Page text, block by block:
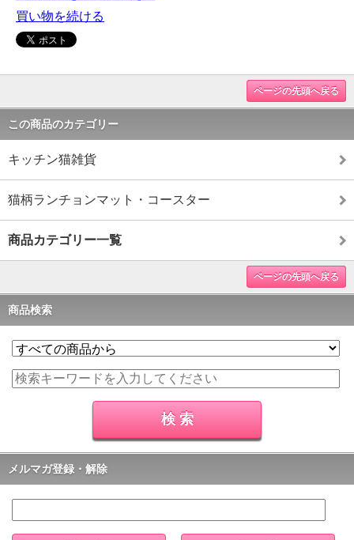
買い物を続ける
ページの先頭へ戻る
この商品のカテゴリー
キッチン猫雑貨
猫柄ランチョンマット・コースター
商品カテゴリー一覧
ページの先頭へ戻る
商品検索
メルマガ登録・解除